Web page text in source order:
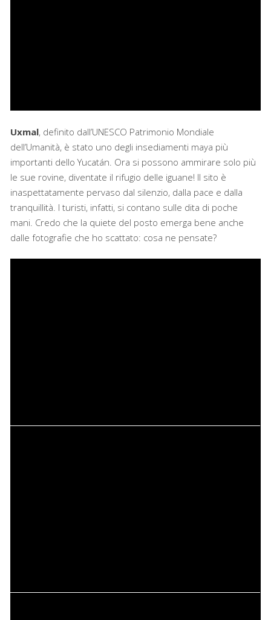
Uxmal, definito dall’UNESCO Patrimonio Mondiale
dell’Umanità, è stato uno degli insediamenti maya più
importanti dello Yucatán. Ora si possono ammirare solo più
le sue rovine, diventate il rifugio delle iguane! Il sito è
inaspettatamente pervaso dal silenzio, dalla pace e dalla
tranquillità. I turisti, infatti, si contano sulle dita di poche
mani. Credo che la quiete del posto emerga bene anche
dalle fotografie che ho scattato: cosa ne pensate?